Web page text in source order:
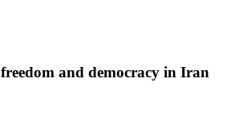
freedom and democracy in Iran